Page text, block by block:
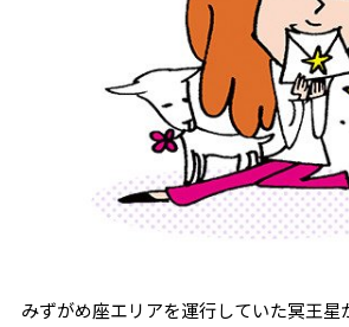
みずがめ座エリアを運行していた冥王星